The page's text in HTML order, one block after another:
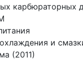
карбюраторных
и
(2011)